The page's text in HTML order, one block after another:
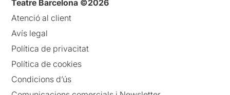
Teatre Barcelona ©2026
Atenció al client
Avís legal
Política de privacitat
Política de cookies
Condicions d’ús